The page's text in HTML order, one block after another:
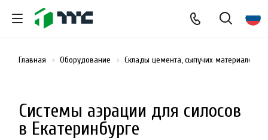
Системы аэрации для силосов
в Екатеринбурге
Главная Оборудование Склады цемента, сыпучих материалов и